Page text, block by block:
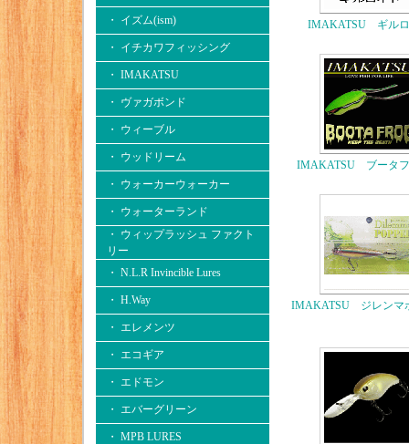
・ イズム(ism)
・ イチカワフィッシング
・ IMAKATSU
・ ヴァガボンド
・ ウィーブル
・ ウッドリーム
・ ウォーカーウォーカー
・ ウォーターランド
・ ウィップラッシュ ファクト
リー
・ N.L.R Invincible Lures
・ H.Way
・ エレメンツ
・ エコギア
・ エドモン
・ エバーグリーン
・ MPB LURES
IMAKATSU ギル
IMAKATSU ブータ
IMAKATSU ジレンマ